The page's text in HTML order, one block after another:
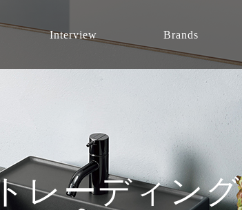
Interview Brands
レーディング